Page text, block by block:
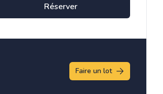
Réserver
Faire un lot